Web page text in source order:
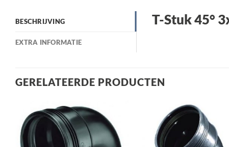
BESCHRIJVING
EXTRA INFORMATIE
T-Stuk 45°
GERELATEERDE PRODUCTEN
Toevoegen
aan
verlanglijst